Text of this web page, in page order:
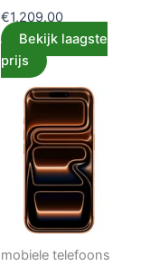
€1,209.00
Bekijk laagste
prijs
mobiele telefoons